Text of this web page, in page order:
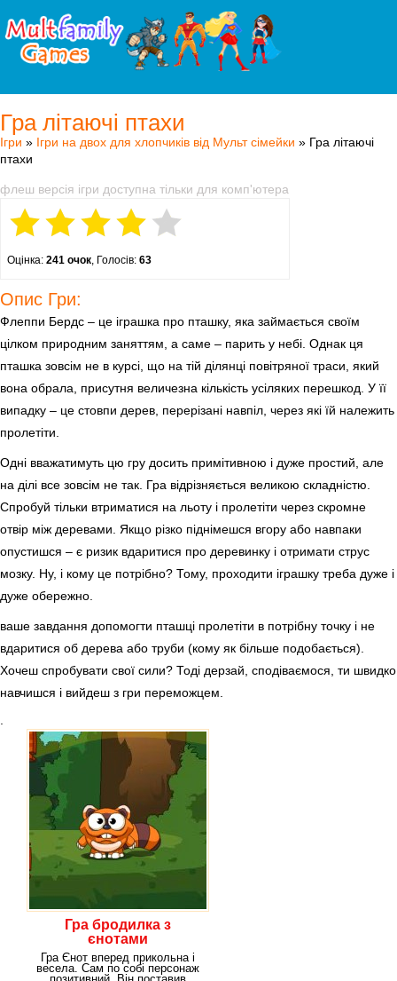
Гра літаючі птахи
Ігри » Ігри на двох для хлопчиків від Мульт сімейки » Гра літаючі
птахи
флеш версія ігри доступна тільки для комп'ютера
Оцінка: 241 очок, Голосів: 63
Опис Гри:
Флеппи Бердс – це іграшка про пташку, яка займається своїм
цілком природним заняттям, а саме – парить у небі. Однак ця
пташка зовсім не в курсі, що на тій ділянці повітряної траси, який
вона обрала, присутня величезна кількість усіляких перешкод. У її
випадку – це стовпи дерев, перерізані навпіл, через які їй належить
пролетіти.
Одні вважатимуть цю гру досить примітивною і дуже простий, але
на ділі все зовсім не так. Гра відрізняється великою складністю.
Спробуй тільки втриматися на льоту і пролетіти через скромне
отвір між деревами. Якщо різко піднімешся вгору або навпаки
опустишся – є ризик вдаритися про деревинку і отримати струс
мозку. Ну, і кому це потрібно? Тому, проходити іграшку треба дуже і
дуже обережно.
ваше завдання допомогти пташці пролетіти в потрібну точку і не
вдаритися об дерева або труби (кому як більше подобається).
Хочеш спробувати свої сили? Тоді дерзай, сподіваємося, ти швидко
навчишся і вийдеш з гри переможцем.
Гра бродилка з
єнотами
Гра Єнот вперед прикольна і
весела. Сам по собі персонаж